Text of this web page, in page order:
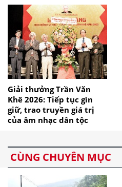
Giải thưởng Trần Văn
Khê 2026: Tiếp tục gìn
giữ, trao truyền giá trị
của âm nhạc dân tộc
CÙNG CHUYÊN MỤC